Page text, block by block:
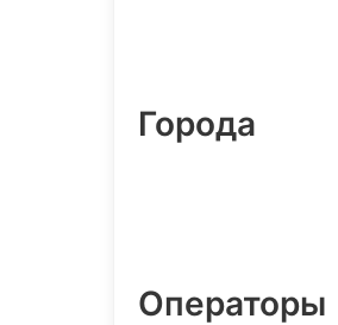
Города
Операторы